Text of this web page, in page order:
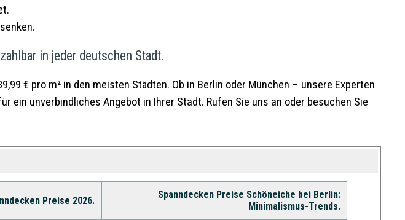
in jeder deutschen Stadt.
€ pro m² in den meisten Städten. Ob in Berlin oder München – unsere Experten
ein unverbindliches Angebot in Ihrer Stadt. Rufen Sie uns an oder besuchen Sie
Preise 2026.
Spanndecken Preise Schöneiche bei Berlin:
Minimalismus-Trends.